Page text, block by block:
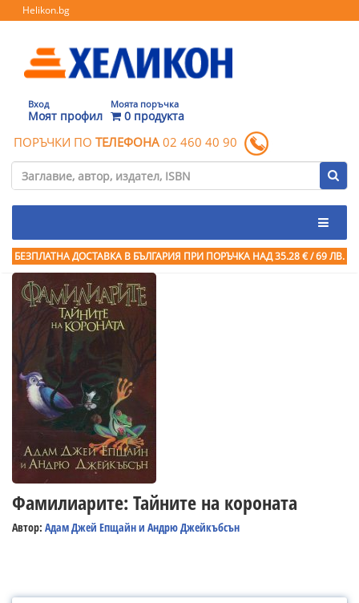
Helikon.bg
Вход
Моят профил
Моята поръчка
0 продукта
ПОРЪЧКИ ПО ТЕЛЕФОНА 02 460 40 90
БЕЗПЛАТНА ДОСТАВКА В БЪЛГАРИЯ ПРИ ПОРЪЧКА НАД 35.28 € / 69 ЛВ.
Фамилиарите: Тайните на короната
Автор: Адам Джей Епщайн и Андрю Джейкъбсън